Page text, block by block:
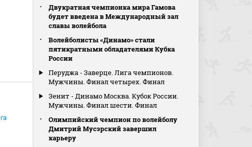
Двукратная чемпионка мира Гамова
будет введена в Международный зал
славы волейбола
Волейболисты «Динамо» стали
пятикратными обладателями Кубка
России
Перуджа - Заверце. Лига чемпионов.
Мужчины. Финал четырех. Финал
Зенит - Динамо Москва. Кубок России.
Мужчины. Финал шести. Финал
Олимпийский чемпион по волейболу
Дмитрий Мусэрский завершил
карьеру